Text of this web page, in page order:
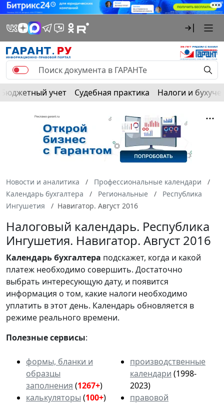
Бюджетный учет Судебная практика Налоги и
Новости и аналитика
Профессиональные календари
Календарь бухгалтера
Региональные
Республика
Ингушетия
Навигатор. Август 2016
Налоговый календарь. Республика
Ингушетия. Навигатор. Август 2016
Календарьбухгалтера подскажет, когда и какой
платеж необходимо совершить. Достаточно
выбрать интересующую дату, и появится
информация о том, какие налоги необходимо
уплатить в этот день. Календарь обновляется в
режиме реального времени.
Полезные сервисы:
формы, бланки и
образцы
заполнения (1267+)
калькуляторы (100+)
производственные
календари (1998-
2023)
правовой